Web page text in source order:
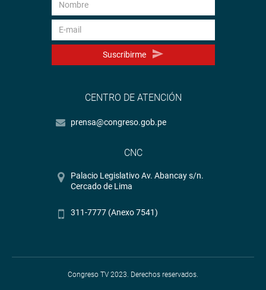
Suscribirme
CENTRO DE ATENCIÓN
prensa@congreso.gob.pe
CNC
Palacio Legislativo Av. Abancay s/n.
Cercado de Lima
311-7777 (Anexo 7541)
Congreso TV 2023. Derechos reservados.